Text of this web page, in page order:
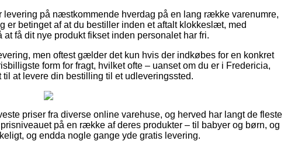
levering på næstkommende hverdag på en lang række varenumre,
er betinget af at du bestiller inden et aftalt klokkeslæt, med
få dit nye produkt fikset inden personalet har fri.
men oftest gælder det kun hvis der indkøbes for en konkret
form for fragt, hvilket ofte – uanset om du er i Fredericia,
at levere din bestilling til et udleveringssted.
priser fra diverse online varehuse, og herved har langt de fleste
på en række af deres produkter – til babyer og børn, og
og endda nogle gange yde gratis levering.